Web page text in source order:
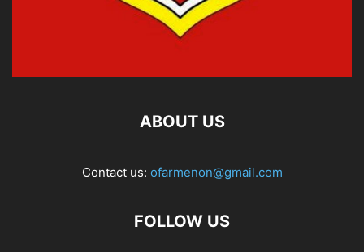
ABOUT US
Contact us: ofarmenon@gmail.com
FOLLOW US